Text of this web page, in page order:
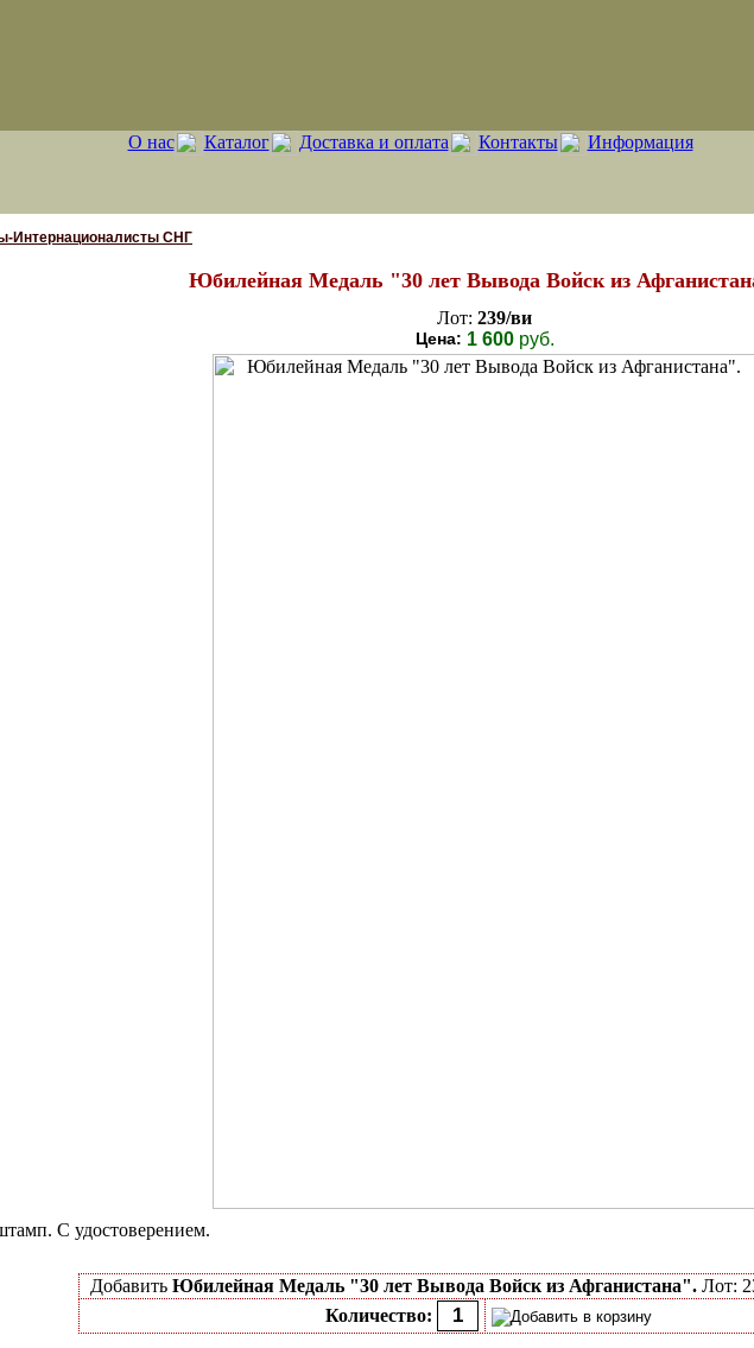
О нас Каталог Доставка и оплата Контакты Информация
Интернационалисты СНГ
Юбилейная Медаль "30 лет Вывода Войск из
Лот: 239/ви
Цена: 1 600руб.
С удостоверением.
Добавить Юбилейная Медаль "30 лет Вывода Войск из Афганистана".Лот:
Количество: